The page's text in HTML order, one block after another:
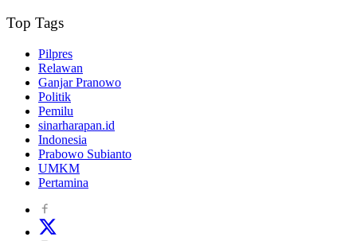
Top Tags
Pilpres
Relawan
Ganjar Pranowo
Politik
Pemilu
sinarharapan.id
Indonesia
Prabowo Subianto
UMKM
Pertamina